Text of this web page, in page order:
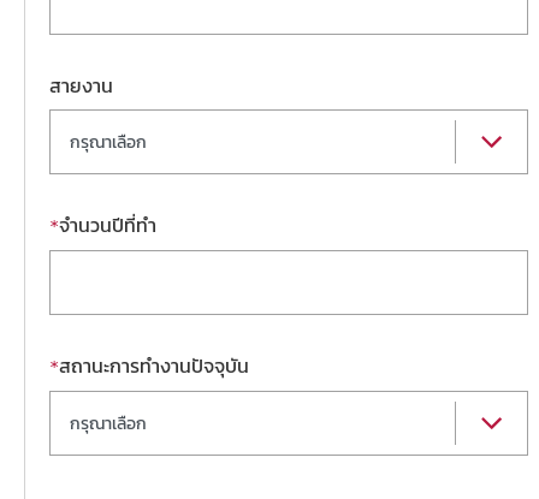
สายงาน
กรุณาเลือก
*จำนวนปีที่ทำ
*สถานะการทำงานปัจจุบัน
กรุณาเลือก